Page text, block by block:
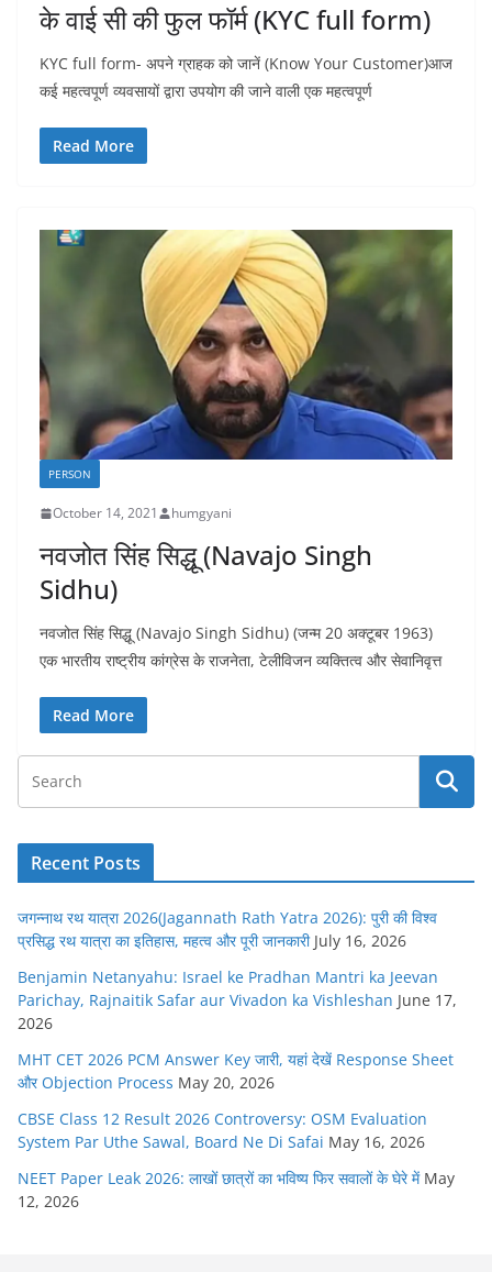
के वाई सी की फुल फॉर्म (KYC full form)
KYC full form- अपने ग्राहक को जानें (Know Your Customer)आज
कई महत्वपूर्ण व्यवसायों द्वारा उपयोग की जाने वाली एक महत्वपूर्ण
Read More
PERSON
October 14, 2021 humgyani
नवजोत सिंह सिद्धू (Navajo Singh
Sidhu)
नवजोत सिंह सिद्धू (Navajo Singh Sidhu) (जन्म 20 अक्टूबर 1963)
एक भारतीय राष्ट्रीय कांग्रेस के राजनेता, टेलीविजन व्यक्तित्व और सेवानिवृत्त
Read More
Recent Posts
जगन्नाथ रथ यात्रा 2026(Jagannath Rath Yatra 2026): पुरी की विश्व
प्रसिद्ध रथ यात्रा का इतिहास, महत्व और पूरी जानकारी July 16, 2026
Benjamin Netanyahu: Israel ke Pradhan Mantri ka Jeevan
Parichay, Rajnaitik Safar aur Vivadon ka Vishleshan June 17,
2026
MHT CET 2026 PCM Answer Key जारी, यहां देखें Response Sheet
और Objection Process May 20, 2026
CBSE Class 12 Result 2026 Controversy: OSM Evaluation
System Par Uthe Sawal, Board Ne Di Safai May 16, 2026
NEET Paper Leak 2026: लाखों छात्रों का भविष्य फिर सवालों के घेरे में May
12, 2026